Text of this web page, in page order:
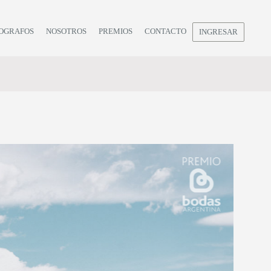
NOSOTROS PREMIOS CONTACTO INGRESAR